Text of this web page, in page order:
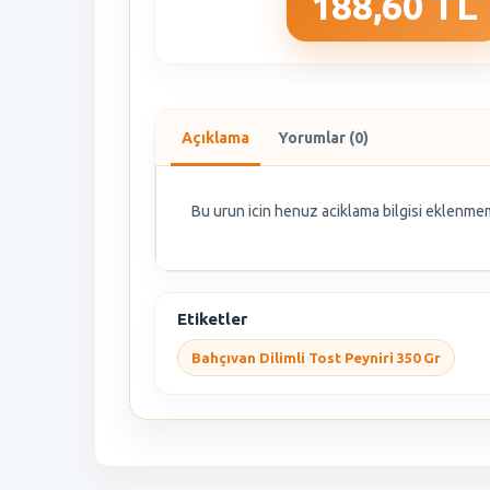
Açıklama Yorumlar (0)
Bu urun icin henuz aciklama bilgisi
Etiketler
Bahçıvan Dilimli Tost Peyniri 350 Gr